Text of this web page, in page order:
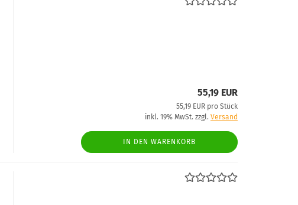
55,19 EUR
55,19 EUR pro Stück
inkl. 19% MwSt. zzgl. Versand
IN DEN WARENKORB